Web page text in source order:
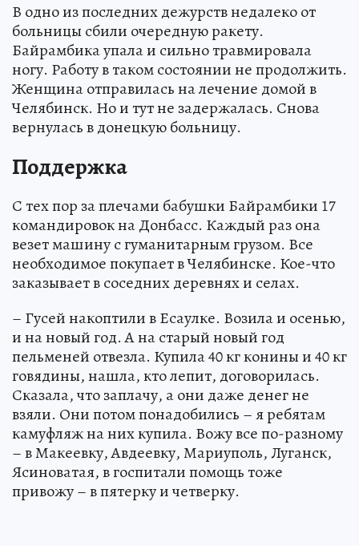
В одно из последних дежурств недалеко от
больницы сбили очередную ракету.
Байрамбика упала и сильно травмировала
ногу. Работу в таком состоянии не продолжить.
Женщина отправилась на лечение домой в
Челябинск. Но и тут не задержалась. Снова
вернулась в донецкую больницу.
Поддержка
С тех пор за плечами бабушки Байрамбики 17
командировок на Донбасс. Каждый раз она
везет машину с гуманитарным грузом. Все
необходимое покупает в Челябинске. Кое-что
заказывает в соседних деревнях и селах.
– Гусей накоптили в Есаулке. Возила и осенью,
и на новый год. А на старый новый год
пельменей отвезла. Купила 40 кг конины и 40 кг
говядины, нашла, кто лепит, договорилась.
Сказала, что заплачу, а они даже денег не
взяли. Они потом понадобились – я ребятам
камуфляж на них купила. Вожу все по-разному
– в Макеевку, Авдеевку, Мариуполь, Луганск,
Ясиноватая, в госпитали помощь тоже
привожу – в пятерку и четверку.